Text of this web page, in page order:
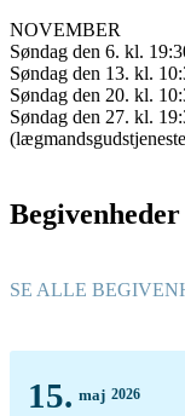
NOVEMBER
Søndag den 6. kl.
Søndag den 13. kl.
Søndag den 20. kl.
Søndag den 27. kl.
Begivenheder
SE ALLE
15. maj 2026